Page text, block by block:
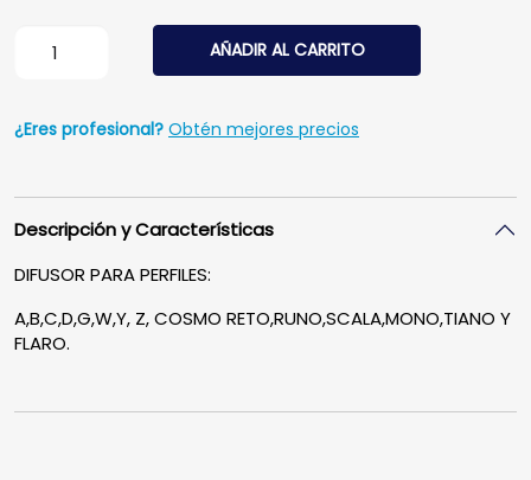
DIFUSOR PC TRANSPARENTE 3M cantidad
AÑADIR AL CARRITO
¿Eres profesional? Obtén mejores precios
Descripción y Características
DIFUSOR PARA PERFILES:
A,B,C,D,G,W,Y, Z, COSMO RETO,RUNO,SCALA,MONO,TIANO Y
FLARO.